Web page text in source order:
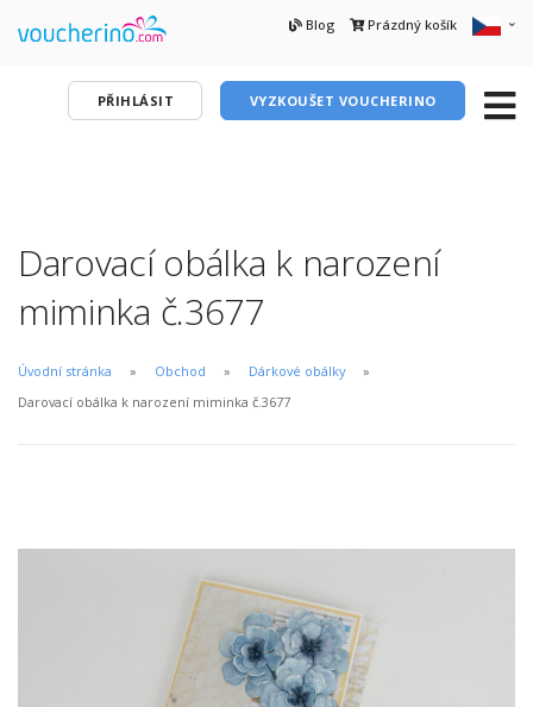
Blog Prázdný košík
PŘIHLÁSIT VYZKOUŠET VOUCHERINO
Darovací obálka k narození
miminka č.3677
Úvodní stránka Obchod
Dárkové obálky
Darovací obálka k narození miminka č.3677